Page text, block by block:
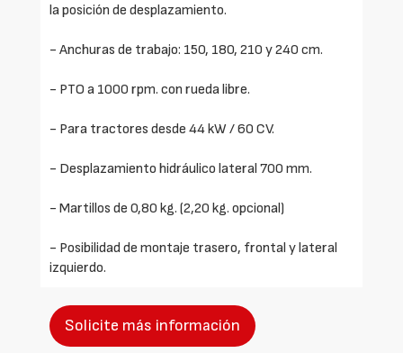
la posición de desplazamiento.
- Anchuras de trabajo: 150, 180, 210 y 240 cm.
- PTO a 1000 rpm. con rueda libre.
- Para tractores desde 44 kW / 60 CV.
- Desplazamiento hidráulico lateral 700 mm.
- Martillos de 0,80 kg. (2,20 kg. opcional)
- Posibilidad de montaje trasero, frontal y lateral
izquierdo.
Solicite más información